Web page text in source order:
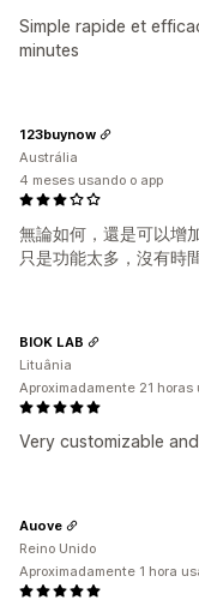
Simple rapide et
minutes
無論如何，還是可以增
只是功能太多，沒有時
123buynow
Austrália
4 meses usando o app
Very customizable
BIOK LAB
Lituânia
Aproximadamente 21 horas
Auove
Reino Unido
Aproximadamente 1 hora